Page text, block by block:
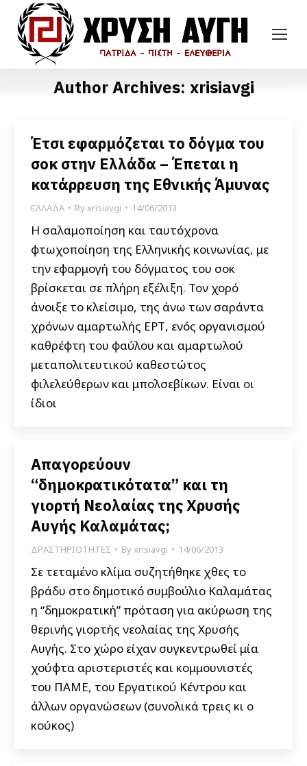
Author Archives: xrisiavgi
Έτσι εφαρμόζεται το δόγμα του
σοκ στην Ελλάδα – Έπεται η
κατάρρευση της Εθνικής Άμυνας
ΕΛΛΑΔΑ Byxrisiavgi 14/06/2013
Η σαλαμοποίηση και ταυτόχρονα
φτωχοποίηση της Ελληνικής κοινωνίας, με
την εφαρμογή του δόγματος του σοκ
βρίσκεται σε πλήρη εξέλιξη. Τον χορό
άνοιξε το κλείσιμο, της άνω των σαράντα
χρόνων αμαρτωλής ΕΡΤ, ενός οργανισμού
καθρέφτη του φαύλου και αμαρτωλού
μεταπολιτευτικού καθεστώτος
φιλελεύθερων και μπολσεβίκων. Είναι οι
ίδιοι
Απαγορεύουν
“δημοκρατικότατα” και τη
γιορτή Νεολαίας της Χρυσής
Αυγής Καλαμάτας;
ΔΡΑΣΤΗΡΙΟΤΗΤΕΣ Byxrisiavgi 14/06/2013
Σε τεταμένο κλίμα συζητήθηκε χθες το
βράδυ στο δημοτικό συμβούλιο Καλαμάτας
η “δημοκρατική” πρόταση για ακύρωση της
θερινής γιορτής νεολαίας της Χρυσής
Αυγής. Στο χώρο είχαν συγκεντρωθεί μία
χούφτα αριστεριστές και κομμουνιστές
του ΠΑΜΕ, του Εργατικού Κέντρου και
άλλων οργανώσεων (συνολικά τρεις κι ο
κούκος)